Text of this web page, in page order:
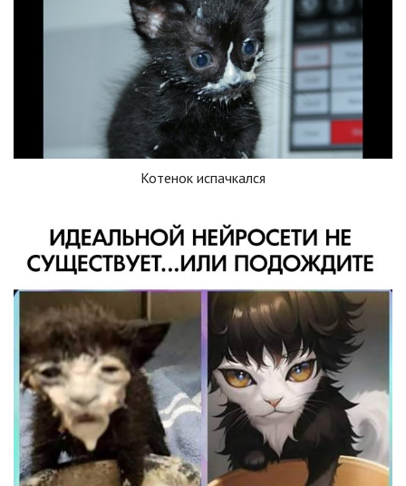
Котенок испачкался